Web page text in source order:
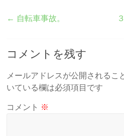
← 自転車事故。
コメントを残す
メールアドレスが公開されるこ
いている欄は必須項目です
コメント ※